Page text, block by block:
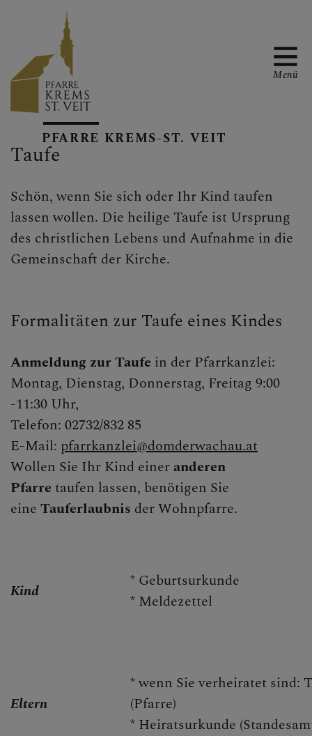
PFARRTEAM & KONTAKT
GRUPPEN &
GOTTESDIENSTE &
SAKRAMENTE & INFOS
Taufe
Erstkommunion
Firmung
Hochzeit
Beichte/Aussprache
Krankensalbung
Wiedereintritt
PFARRBRIEF
PFARRE KREMS-ST. VEIT
Menü
Taufe
Schön, wenn Sie sich oder Ihr Kind taufen
lassen wollen. Die heilige Taufe ist Ursprung
des christlichen Lebens und Aufnahme in die
Gemeinschaft der Kirche.
Formalitäten zur Taufe eines Kindes
Anmeldung zur Taufe in der Pfarrkanzlei:
Montag, Dienstag, Donnerstag, Freitag 9:00
-11:30 Uhr,
Telefon: 02732/832 85
E-Mail: pfarrkanzlei@domderwachau.at
Wollen Sie Ihr Kind eineranderen
Pfarre taufen lassen, benötigen Sie
eine Tauferlaubnis der Wohnpfarre.
Kind
* Geburtsurkunde
* Meldezettel
Eltern
* wenn Sie verheiratet sind:
(Pfarre)
* Heiratsurkunde